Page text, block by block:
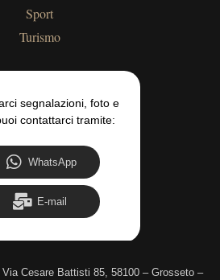
Sport
Turismo
segnalazioni, foto e
contattarci tramite:
WhatsApp
E-mail
Cesare Battisti 85, 58100 – Grosseto –